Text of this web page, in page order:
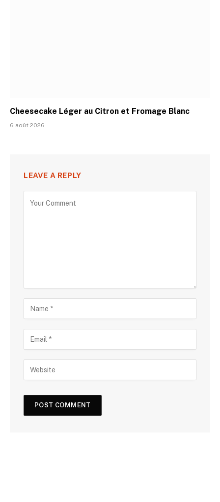
Cheesecake Léger au Citron et Fromage Blanc
6 août 2026
LEAVE A REPLY